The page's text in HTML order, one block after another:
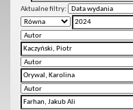
Aktualne filtry: